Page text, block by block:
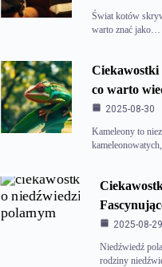
Świat kotów
warto znać jako…
Ciekawostki
co warto
2025-08-30
Kameleony to
2025-08-29
Niedźwiedź
rodziny